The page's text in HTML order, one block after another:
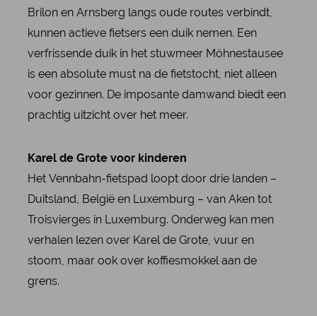
Brilon en Arnsberg langs oude routes verbindt,
kunnen actieve fietsers een duik nemen. Een
verfrissende duik in het stuwmeer Möhnestausee
is een absolute must na de fietstocht, niet alleen
voor gezinnen. De imposante damwand biedt een
prachtig uitzicht over het meer.
Karel de Grote voor kinderen
Het Vennbahn-fietspad loopt door drie landen –
Duitsland, België en Luxemburg – van Aken tot
Troisvierges in Luxemburg. Onderweg kan men
verhalen lezen over Karel de Grote, vuur en
stoom, maar ook over koffiesmokkel aan de
grens.